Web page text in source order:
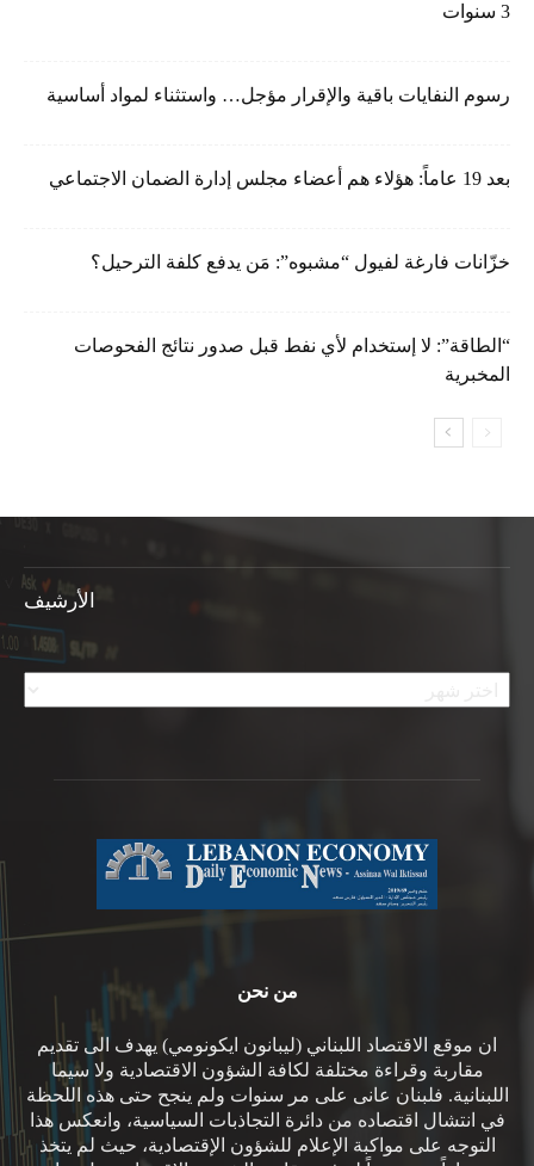
3 سنوات
رسوم النفايات باقية والإقرار مؤجل… واستثناء لمواد أساسية
بعد 19 عاماً: هؤلاء هم أعضاء مجلس إدارة الضمان الاجتماعي
خزّانات فارغة لفيول “مشبوه”: مَن يدفع كلفة الترحيل؟
“الطاقة”: لا إستخدام لأي نفط قبل صدور نتائج الفحوصات
المخبرية
الأرشيف
الأرشيف
من نحن
ان موقع الاقتصاد اللبناني (ليبانون ايكونومي) يهدف الى تقديم
مقاربة وقراءة مختلفة لكافة الشؤون الاقتصادية ولا سيما
اللبنانية. فلبنان عانى على مر سنوات ولم ينجح حتى هذه اللحظة
في انتشال اقتصاده من دائرة التجاذبات السياسية، وانعكس هذا
التوجه على مواكبة الإعلام للشؤون الإقتصادية، حيث لم يتخذ